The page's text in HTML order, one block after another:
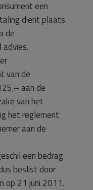
een
dient plaats
de
van de
aan de
van het
het reglement
aan de
een bedrag
beslist door
op 21 juni 2011.